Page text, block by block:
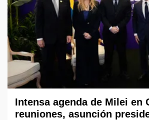
Intensa agenda de Milei en
reuniones, asunción